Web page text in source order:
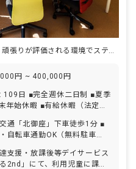
月給40万も目指せる！頑張りが評価される環境でステップアップ・男性も可！
円 ~ 400,000円
休二日制 ■夏季
年始休暇 ■有給休暇（法定通
による ※体調不良等で
少なくなった際には、お互い
を出せます。体調不良などにつ
い様」という意識が職員全体
通「北御座」下車徒歩1分 ■
自転車通勤OK（無料駐車
達支援・放課後等デイサービス
2nd」にて、利用児童に課